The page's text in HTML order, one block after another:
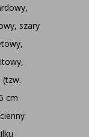
szary
cm